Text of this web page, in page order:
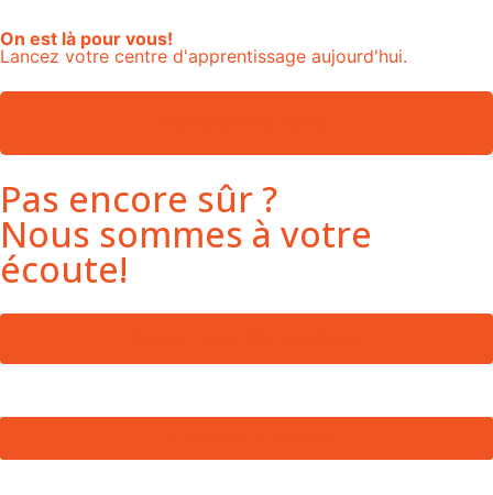
On est là pour vous!
Lancez votre centre d'apprentissage aujourd'hui.
Pas encore sûr ?
Nous sommes à votre
écoute!